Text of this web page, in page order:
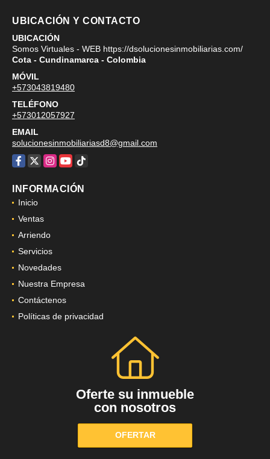
UBICACIÓN Y CONTACTO
UBICACIÓN
Somos Virtuales - WEB https://dsolucionesinmobiliarias.com/
Cota - Cundinamarca - Colombia
MÓVIL
+573043819480
TELÉFONO
+573012057927
EMAIL
solucionesinmobiliariasd8@gmail.com
INFORMACIÓN
Inicio
Ventas
Arriendo
Servicios
Novedades
Nuestra Empresa
Contáctenos
Oferte su inmueble
con nosotros
OFERTAR